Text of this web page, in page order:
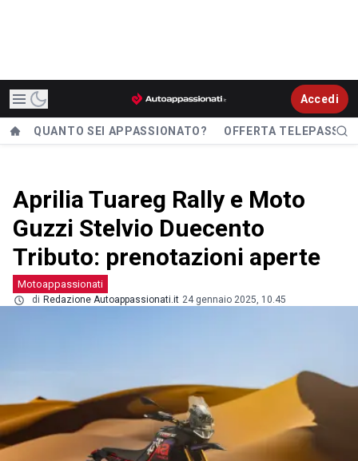
Accedi
QUANTO SEI APPASSIONATO? OFFERTA TELEPASS
Aprilia Tuareg Rally e Moto
Guzzi Stelvio Duecento
Tributo: prenotazioni aperte
Motoappassionati
di Redazione Autoappassionati.it 24 gennaio 2025, 10.45